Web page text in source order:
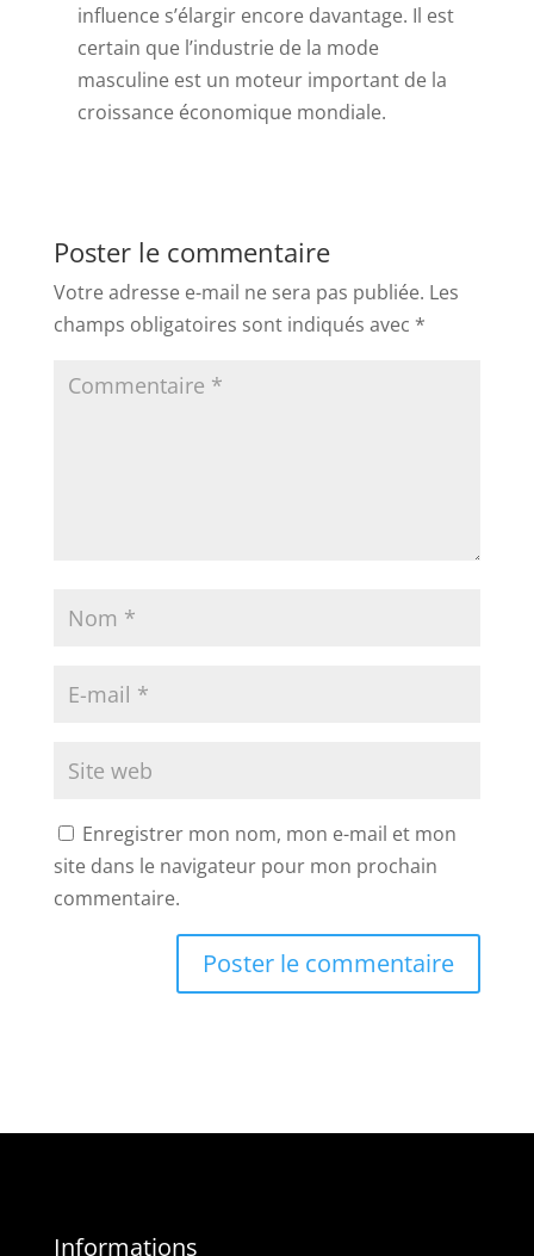
influence s’élargir encore davantage. Il est
certain que l’industrie de la mode
masculine est un moteur important de la
croissance économique mondiale.
Poster le commentaire
Votre adresse e-mail ne sera pas publiée. Les
champs obligatoires sont indiqués avec *
Enregistrer mon nom, mon e-mail et mon
site dans le navigateur pour mon prochain
commentaire.
Informations